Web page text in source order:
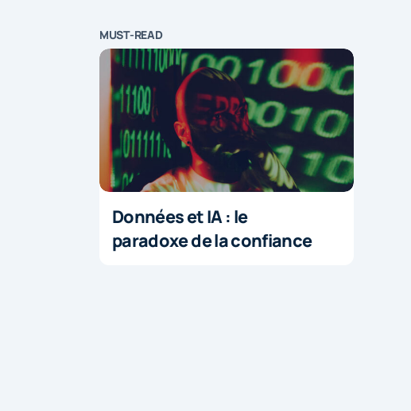
MUST-READ
Données et IA : le
paradoxe de la confiance